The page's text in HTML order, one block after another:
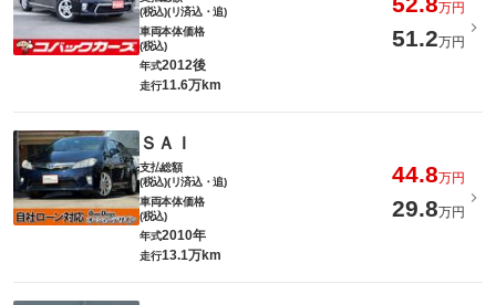
(税込)(リ済込・追)
万円
車両本体価格
(税込)
51.2万円
年式2012後
走行11.6万km
ＳＡＩ
支払総額
(税込)(リ済込・追)
44.8万円
車両本体価格
(税込)
29.8万円
年式2010年
走行13.1万km